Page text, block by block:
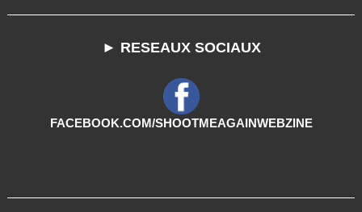
► RESEAUX SOCIAUX
FACEBOOK.COM/SHOOTMEAGAINWEBZINE